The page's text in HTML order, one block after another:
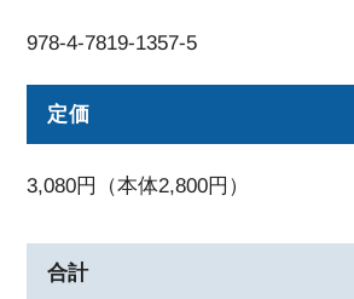
978-4-7819-1357-5
定価
3,080円（本体2,800円）
合計